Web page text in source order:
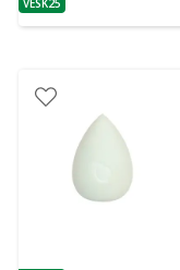
patarimas
VESK25